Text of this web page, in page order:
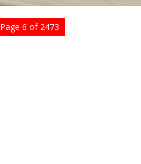
Page 6 of 2473